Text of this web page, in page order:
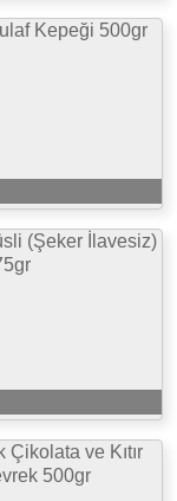
Kepeği 500gr
(Şeker İlavesiz)
Çikolata ve Kıtır
500gr